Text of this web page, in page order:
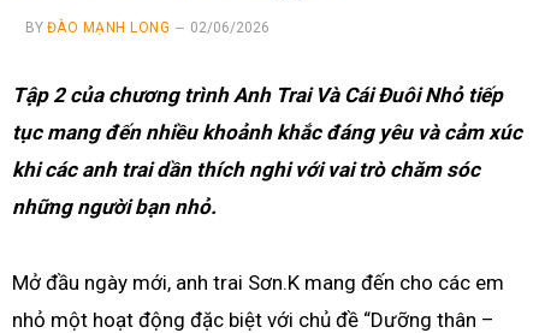
BY ĐÀO MẠNH LONG 02/06/2026
Tập 2 của chương trình Anh Trai Và Cái Đuôi Nhỏ tiếp
tục mang đến nhiều khoảnh khắc đáng yêu và cảm xúc
khi các anh trai dần thích nghi với vai trò chăm sóc
những người bạn nhỏ.
Mở đầu ngày mới, anh trai Sơn.K mang đến cho các em
nhỏ một hoạt động đặc biệt với chủ đề “Dưỡng thân –